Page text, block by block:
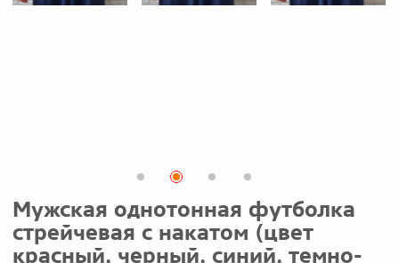
Мужская однотонная футболка
стрейчевая с накатом (цвет
красный, черный, синий, темно-